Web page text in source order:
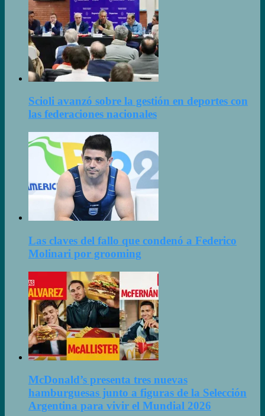
Scioli avanzó sobre la gestión en deportes con
las federaciones nacionales
Las claves del fallo que condenó a Federico
Molinari por grooming
McDonald’s presenta tres nuevas
hamburguesas junto a figuras de la Selección
Argentina para vivir el Mundial 2026